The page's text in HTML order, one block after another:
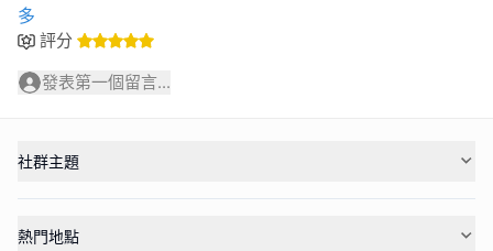
多
評分
發表第一個留言...
社群主題
熱門地點